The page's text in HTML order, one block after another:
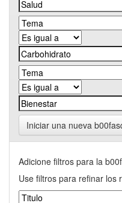
Iniciar una nueva
Adicione filtros para la
Use filtros para refinar los